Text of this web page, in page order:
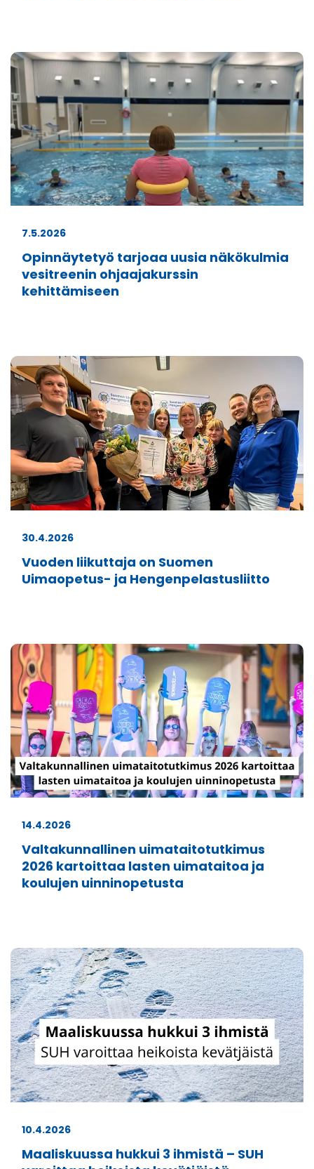
7.5.2026
Opinnäytetyö tarjoaa uusia näkökulmia
vesitreenin ohjaajakurssin
kehittämiseen
30.4.2026
Vuoden liikuttaja on Suomen
Uimaopetus- ja Hengenpelastusliitto
14.4.2026
Valtakunnallinen uimataitotutkimus
2026 kartoittaa lasten uimataitoa ja
koulujen uinninopetusta
10.4.2026
Maaliskuussa hukkui 3 ihmistä – SUH